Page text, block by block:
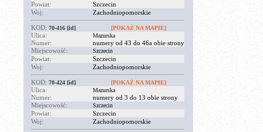
Powiat:
Szczecin
Woj:
Zachodniopomorskie
KOD: 70-416 [id] [POKAŻ NA MAPIE]
Ulica: Mazurska
Numer:
numery od 43 do 46a obie strony
Miejscowość:
Szczecin
Powiat:
Szczecin
Woj:
Zachodniopomorskie
KOD: 70-424 [id] [POKAŻ NA MAPIE]
Ulica: Mazurska
Numer:
numery od 3 do 13 obie strony
Miejscowość:
Szczecin
Powiat:
Szczecin
Woj:
Zachodniopomorskie